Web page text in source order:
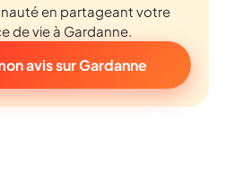
en partageant votre
de vie à Gardanne.
avis sur Gardanne